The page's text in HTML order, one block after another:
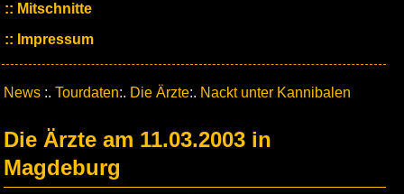
Mitschnitte
Impressum
News :. Tourdaten:. Die Ärzte:. Nackt unter Kannibalen
Die Ärzte am 11.03.2003 in
Magdeburg